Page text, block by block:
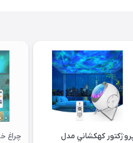
كهكشاني مدل
چراغ